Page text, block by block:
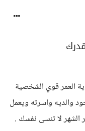
العمر قوي الشخصية
واسرته ويعمل
الشهر لا تنسى نفسك .